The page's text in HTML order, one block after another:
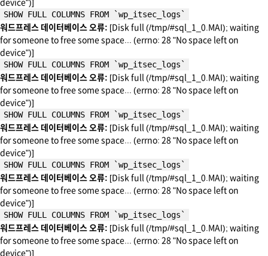
device")]
SHOW FULL COLUMNS FROM `wp_itsec_logs`
워드프레스 데이터베이스 오류: [Disk full (/tmp/#sql_1_0.MAI); waiting
for someone to free some space... (errno: 28 "No space left on
device")]
SHOW FULL COLUMNS FROM `wp_itsec_logs`
워드프레스 데이터베이스 오류: [Disk full (/tmp/#sql_1_0.MAI); waiting
for someone to free some space... (errno: 28 "No space left on
device")]
SHOW FULL COLUMNS FROM `wp_itsec_logs`
워드프레스 데이터베이스 오류: [Disk full (/tmp/#sql_1_0.MAI); waiting
for someone to free some space... (errno: 28 "No space left on
device")]
SHOW FULL COLUMNS FROM `wp_itsec_logs`
워드프레스 데이터베이스 오류: [Disk full (/tmp/#sql_1_0.MAI); waiting
for someone to free some space... (errno: 28 "No space left on
device")]
SHOW FULL COLUMNS FROM `wp_itsec_logs`
워드프레스 데이터베이스 오류: [Disk full (/tmp/#sql_1_0.MAI); waiting
for someone to free some space... (errno: 28 "No space left on
device")]